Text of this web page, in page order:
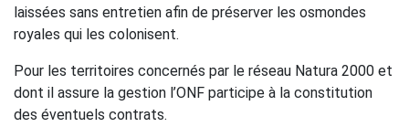
laissées sans entretien afin de préserver les osmondes
royales qui les colonisent.
Pour les territoires concernés par le réseau Natura 2000 et
dont il assure la gestion l’ONF participe à la constitution
des éventuels contrats.